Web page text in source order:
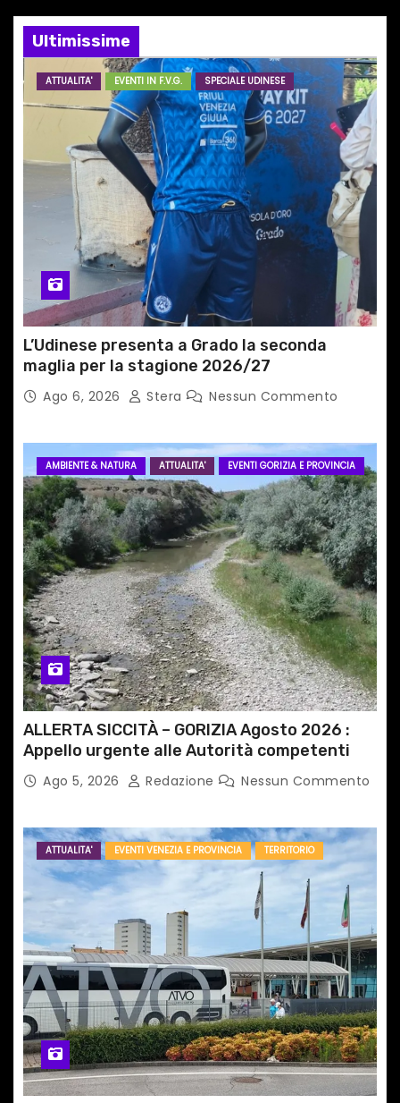
e
a
r
i
c
i
Ultimissime
ATTUALITA' EVENTI IN F.V.G. SPECIALE UDINESE
L’Udinese presenta a Grado la seconda
maglia per la stagione 2026/27
Ago 6, 2026 Stera Nessun Commento
AMBIENTE & NATURA ATTUALITA' EVENTI GORIZIA E PROVINCIA
ALLERTA SICCITÀ – GORIZIA Agosto 2026 :
Appello urgente alle Autorità competenti
Ago 5, 2026 Redazione Nessun Commento
ATTUALITA' EVENTI VENEZIA E PROVINCIA TERRITORIO